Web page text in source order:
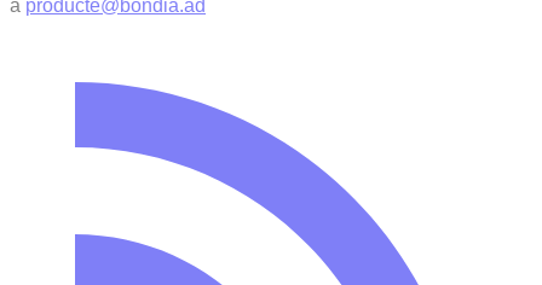
a producte@bondia.ad